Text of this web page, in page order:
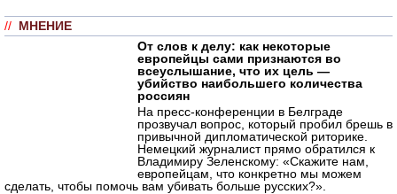
// МНЕНИЕ
От слов к делу: как некоторые
европейцы сами признаются во
всеуслышание, что их цель —
убийство наибольшего количества
россиян
На пресс-конференции в Белграде
прозвучал вопрос, который пробил брешь в
привычной дипломатической риторике.
Немецкий журналист прямо обратился к
Владимиру Зеленскому: «Скажите нам,
европейцам, что конкретно мы можем
сделать, чтобы помочь вам убивать больше русских?».